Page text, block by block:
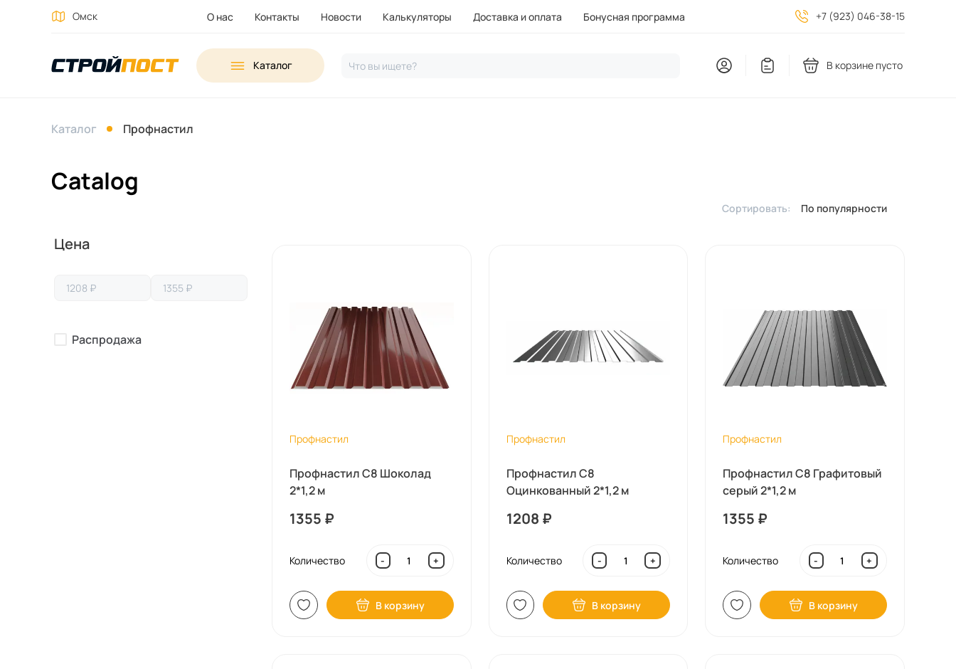
Каталог Что вы ищете? В корзине пусто
Омск О нас Контакты Новости Калькуляторы Доставка и оплата Бонусная программа +7 (923) 046-38-15
Каталог Профнастил
Catalog
Сортировать: По популярности
Выберите
параметры
Цена
Распродажа
Профнастил
Профнастил С8 Шоколад
2*1,2 м
1355 ₽
Количество - +
В корзину
Профнастил
Профнастил С8
Оцинкованный 2*1,2 м
1208 ₽
Количество - +
В корзину
Профнастил
Профнастил С8 Графитовый
серый 2*1,2 м
1355 ₽
Количество - +
В корзину